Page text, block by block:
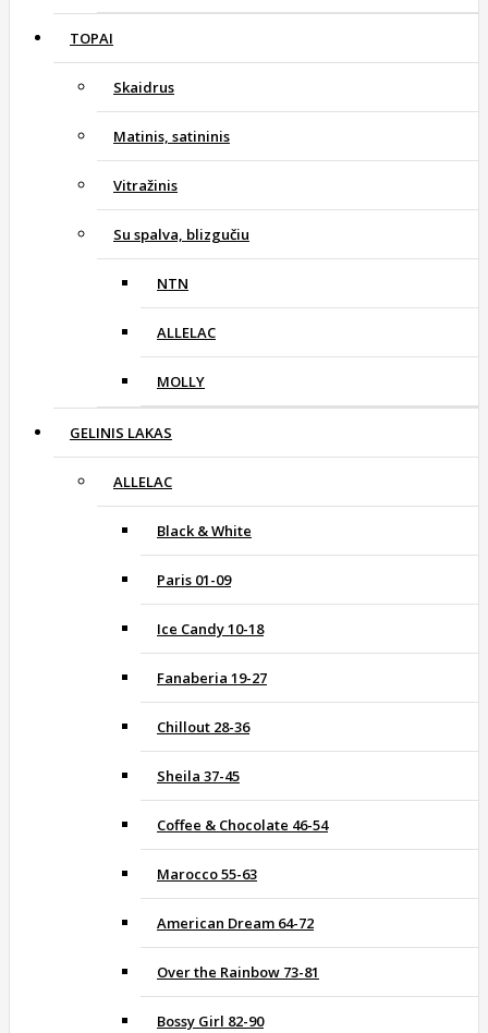
TOPAI
Skaidrus
Matinis, satininis
Vitražinis
Su spalva, blizgučiu
NTN
ALLELAC
MOLLY
GELINIS LAKAS
ALLELAC
Black & White
Paris 01-09
Ice Candy 10-18
Fanaberia 19-27
Chillout 28-36
Sheila 37-45
Coffee & Chocolate 46-54
Marocco 55-63
American Dream 64-72
Over the Rainbow 73-81
Bossy Girl 82-90